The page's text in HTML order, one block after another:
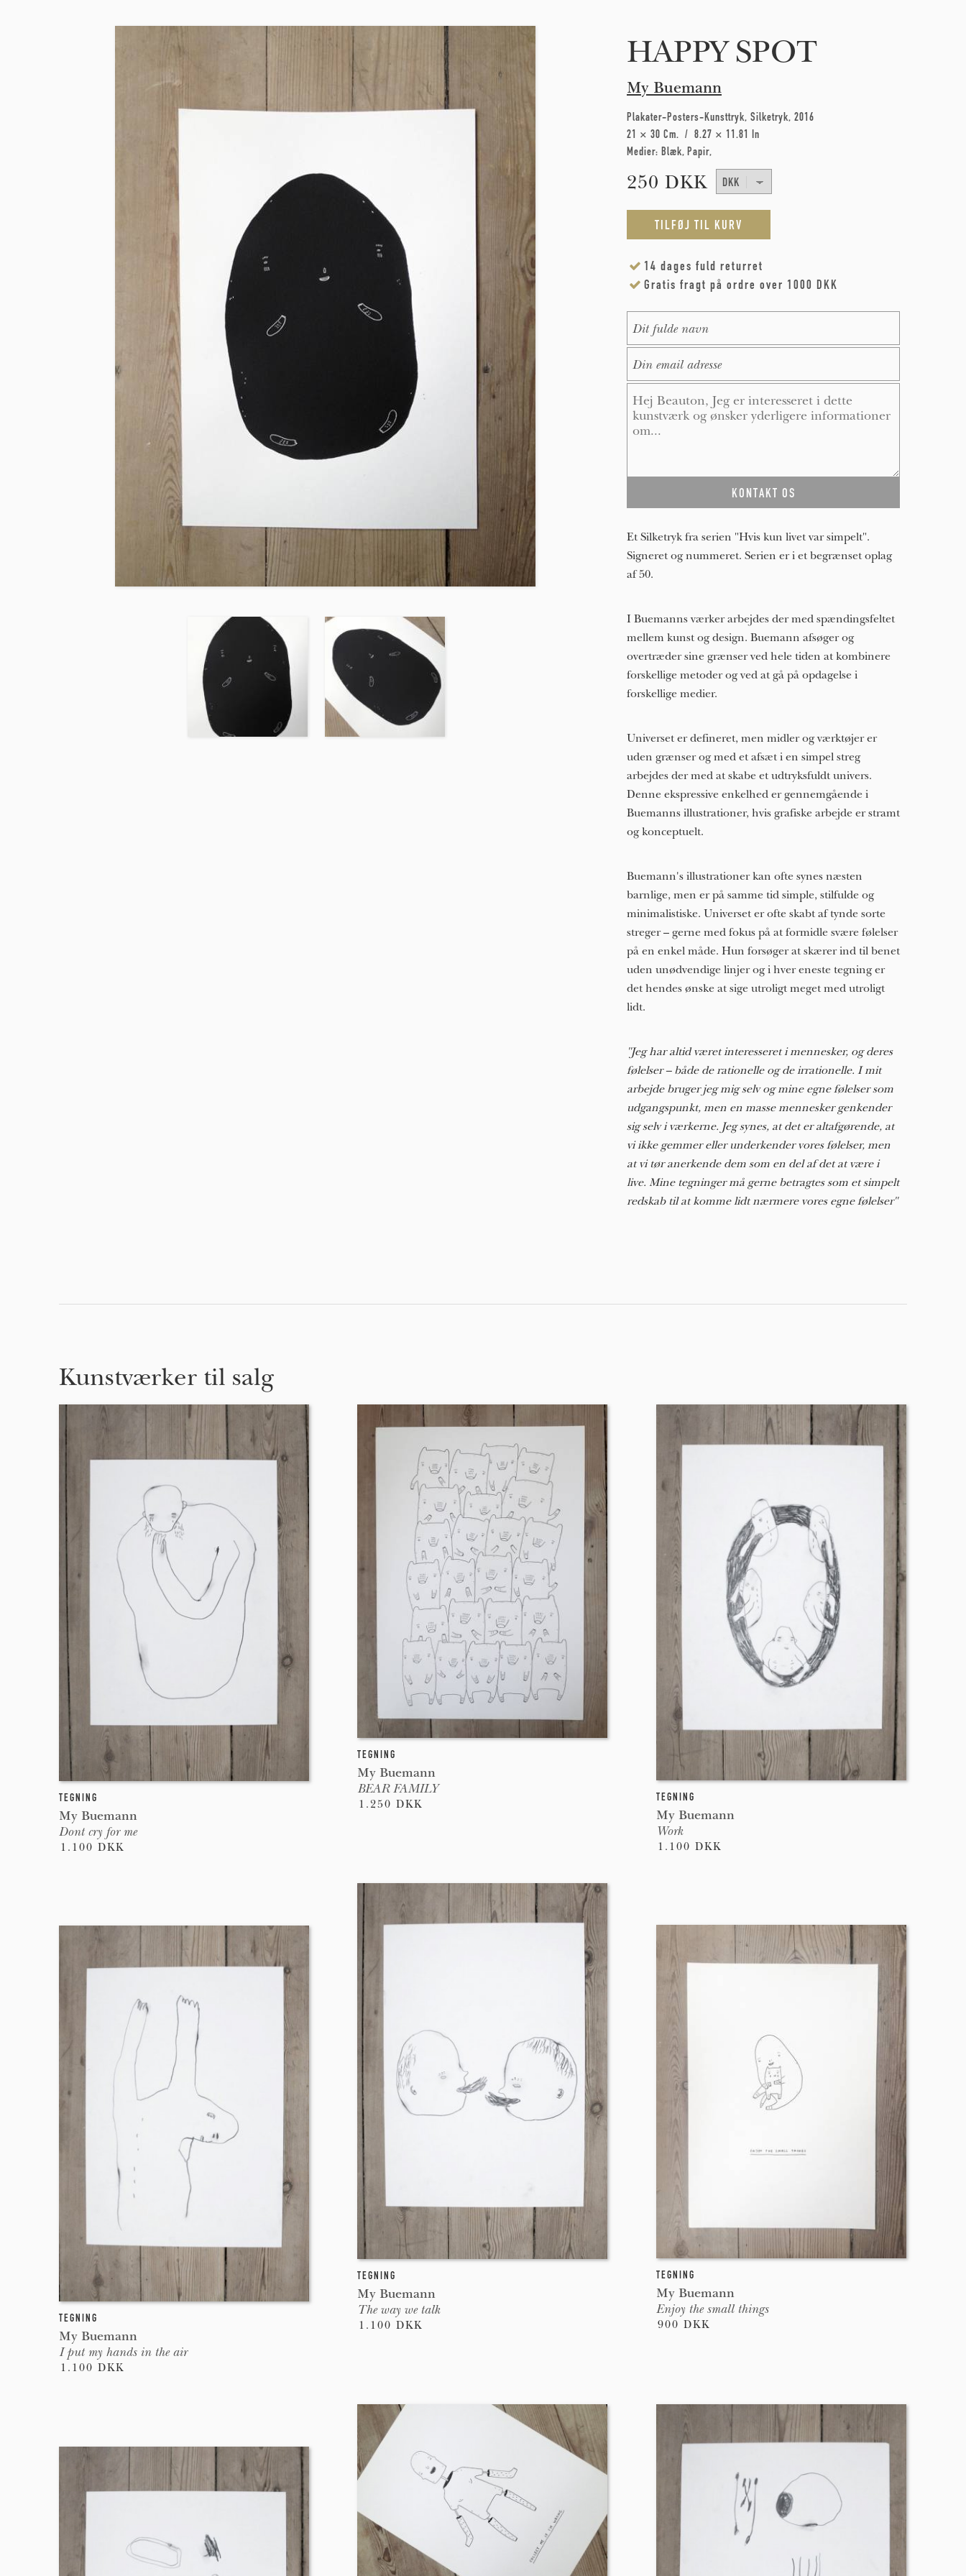
HAPPY SPOT
My Buemann
Plakater-Posters-Kunsttryk Silketryk 2016
21 × 30 Cm
8.27 × 11.81 In
Medier: Blæk Papir
250 DKK
14 dages fuld returret
Gratis fragt på ordre over 1000 DKK
Et Silketryk fra serien "Hvis kun livet var simpelt".
Signeret og nummeret. Serien er i et begrænset oplag
af 50.
I Buemanns værker arbejdes der med spændingsfeltet
mellem kunst og design. Buemann afsøger og
overtræder sine grænser ved hele tiden at kombinere
forskellige metoder og ved at gå på opdagelse i
forskellige medier.
Universet er defineret, men midler og værktøjer er
uden grænser og med et afsæt i en simpel streg
arbejdes der med at skabe et udtryksfuldt univers.
Denne ekspressive enkelhed er gennemgående i
Buemanns illustrationer, hvis grafiske arbejde er stramt
og konceptuelt.
Buemann's illustrationer kan ofte synes næsten
barnlige, men er på samme tid simple, stilfulde og
minimalistiske. Universet er ofte skabt af tynde sorte
streger – gerne med fokus på at formidle svære følelser
på en enkel måde. Hun forsøger at skærer ind til benet
uden unødvendige linjer og i hver eneste tegning er
det hendes ønske at sige utroligt meget med utroligt
lidt.
"Jeg har altid været interesseret i mennesker, og deres
følelser – både de rationelle og de irrationelle. I mit
arbejde bruger jeg mig selv og mine egne følelser som
udgangspunkt, men en masse mennesker genkender
sig selv i værkerne. Jeg synes, at det er altafgørende, at
vi ikke gemmer eller underkender vores følelser, men
at vi tør anerkende dem som en del af det at være i
live. Mine tegninger må gerne betragtes som et simpelt
redskab til at komme lidt nærmere vores egne følelser"
Kunstværker til salg
TEGNING
My Buemann
Dont cry for me
1.100 DKK
TEGNING
My Buemann
BEAR FAMILY
1.250 DKK
TEGNING
My Buemann
Work
1.100 DKK
TEGNING
My Buemann
The way we talk
1.100 DKK
TEGNING
My Buemann
Enjoy the small things
900 DKK
TEGNING
My Buemann
I put my hands in the air
1.100 DKK